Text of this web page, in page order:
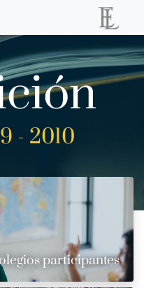
- 2010
participantes